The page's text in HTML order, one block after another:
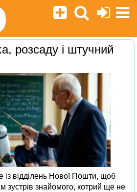
розсаду і штучний
відділень Нової Пошти, щоб
зустрів знайомого, котрий ще не